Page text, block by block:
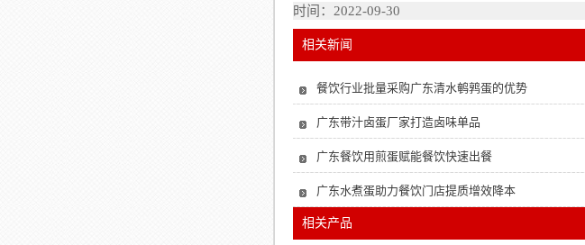
时间：2022-09-30
相关新闻
餐饮行业批量采购广东清水鹌鹑蛋的优势
广东带汁卤蛋厂家打造卤味单品
广东餐饮用煎蛋赋能餐饮快速出餐
广东水煮蛋助力餐饮门店提质增效降本
相关产品